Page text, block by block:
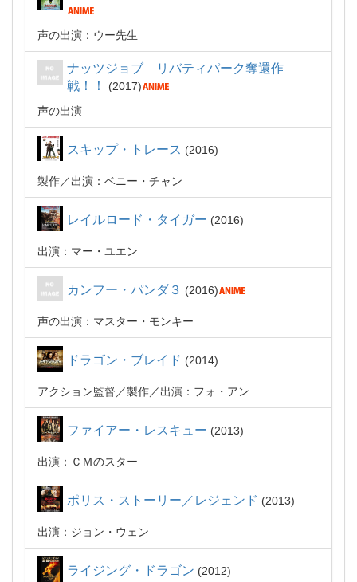
声の出演：ウー先生
ナッツジョブ リバティパーク奪還作
戦！！
2017
声の出演
スキップ・トレース 2016
製作 出演：ベニー・チャン
レイルロード・タイガー 2016
出演：マー・ユエン
カンフー・パンダ３ 2016
声の出演：マスター・モンキー
ドラゴン・ブレイド 2014
アクション監督 製作 出演：フォ・アン
ファイアー・レスキュー 2013
出演：ＣＭのスター
ポリス・ストーリー／レジェンド 2013
出演：ジョン・ウェン
ライジング・ドラゴン 2012